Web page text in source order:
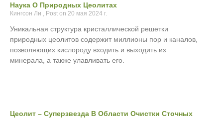
Наука О Природных Цеолитах
Кингсон Ли 20 мая 2024 г.
Уникальная структура кристаллической решетки
природных цеолитов содержит миллионы пор и каналов,
позволяющих кислороду входить и выходить из
минерала, а также улавливать его.
Цеолит – Суперзвезда В Области Очистки Сточных